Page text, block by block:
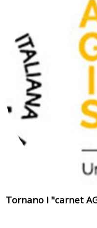
Tornano i "carnet